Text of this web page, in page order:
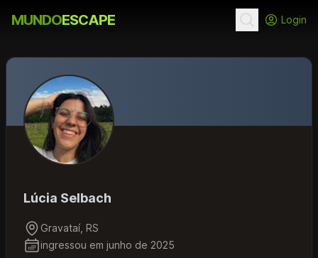
MUNDOESCAPE Login
Lúcia Selbach
Gravataí, RS
ingressou em junho de 2025